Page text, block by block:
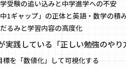
受験の追い込みと中学進学への不安
1ギャップ」の正体と英語・数学の積
るみと学習内容の高度化
実践している「正しい勉強のや
標を「数値化」して可視化する